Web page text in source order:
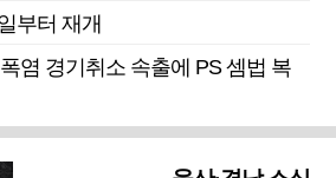
부터 재개
염 경기취소 속출에 PS 셈법 복